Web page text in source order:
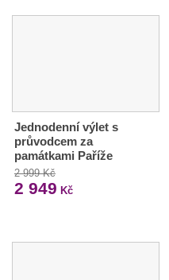
Jednodenní výlet s
průvodcem za
památkami Paříže
2 999 Kč
2 949 Kč